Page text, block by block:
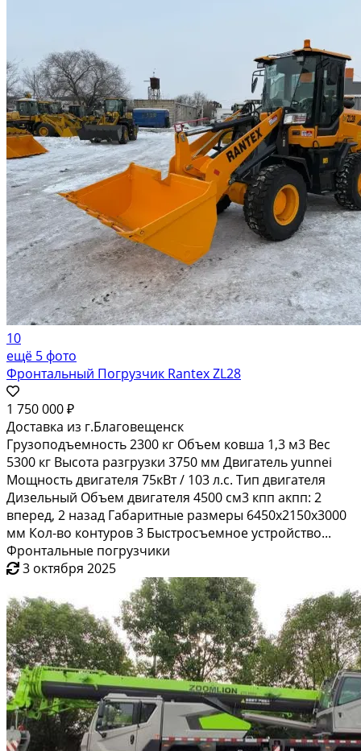
10
ещё 5 фото
Фронтальный Погрузчик Rantex ZL28
1 750 000 ₽
Доставка из г.Благовещенск
Грузоподъемность 2300 кг Объем ковша 1,3 м3 Вес
5300 кг Высота разгрузки 3750 мм Двигатель yunnei
Мощность двигателя 75кВт / 103 л.с. Тип двигателя
Дизельный Объем двигателя 4500 см3 кпп акпп: 2
вперед, 2 назад Габаритные размеры 6450х2150х3000
мм Кол-во контуров 3 Быстросъемное устройство...
Фронтальные погрузчики
3 октября 2025